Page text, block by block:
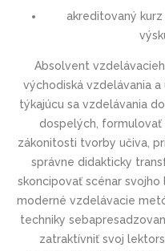
akreditovaný
Absolvent
východiská vzdelávania
týkajúcu sa vzdelávania
dospelých, formulovať
zákonitosti tvorby učiva,
správne didakticky
skoncipovať scénar
moderné vzdelávacie
techniky
zatraktívniť svoj